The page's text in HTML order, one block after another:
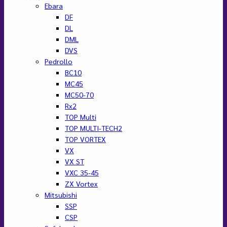
Ebara
DF
DL
DML
DVS
Pedrollo
BC10
MC45
MC50-70
Rx2
TOP Multi
TOP MULTI-TECH2
TOP VORTEX
VX
VX ST
VXC 35-45
ZX Vortex
Mitsubishi
SSP
CSP